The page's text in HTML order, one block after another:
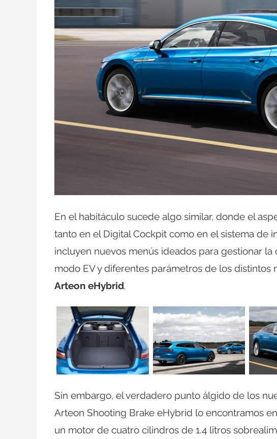
En el habitáculo sucede algo similar, donde el
tanto en el Digital Cockpit como en el sistema de
incluyen nuevos menús ideados para gestionar
modo EV y diferentes parámetros de los
Arteon eHybrid.
Sin embargo, el verdadero punto álgido de los
Arteon Shooting Brake eHybrid lo encontramos
un motor de cuatro cilindros de 1.4 litros